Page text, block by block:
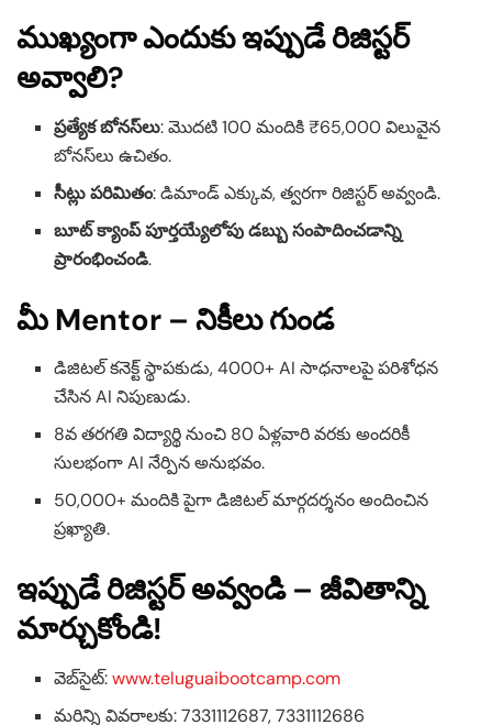
ముఖ్యంగా ఎందుకు ఇప్పుడే రిజిస్టర్
అవ్వాలి?
ప్రత్యేక బోనస్‌లు: మొదటి 100 మందికి ₹65,000 విలువైన
బోనస్‌లు ఉచితం.
సీట్లు పరిమితం: డిమాండ్ ఎక్కువ, త్వరగా రిజిస్టర్ అవ్వండి.
బూట్ క్యాంప్ పూర్తయ్యేలోపు డబ్బు సంపాదించడాన్ని
ప్రారంభించండి.
మీ Mentor – నికీలు గుండ
డిజిటల్ కనెక్ట్ స్థాపకుడు, 4000+ AI సాధనాలపై పరిశోధన
చేసిన AI నిపుణుడు.
8వ తరగతి విద్యార్థి నుంచి 80 ఏళ్లవారి వరకు అందరికీ
సులభంగా AI నేర్పిన అనుభవం.
50,000+ మందికి పైగా డిజిటల్ మార్గదర్శనం అందించిన
ప్రఖ్యాతి.
ఇప్పుడే రిజిస్టర్ అవ్వండి – జీవితాన్ని
మార్చుకోండి!
వెబ్‌సైట్:www.teluguaibootcamp.com
మరిన్ని వివరాలకు: 7331112687, 7331112686